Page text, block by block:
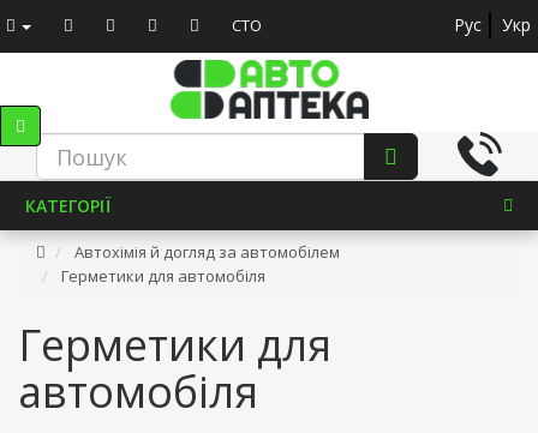
СТО Рус Укр
КАТЕГОРІЇ
Автохімія й догляд за автомобілем
Герметики для автомобіля
Герметики для
автомобіля